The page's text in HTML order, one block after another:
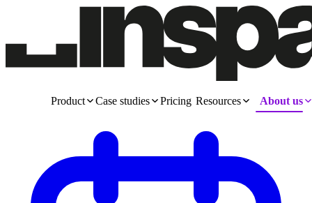
Product Case studies Pricing Resources About us